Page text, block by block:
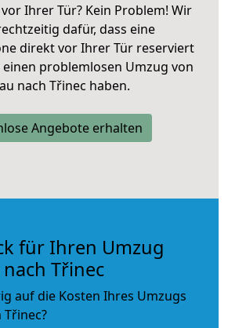
Ihrer Tür? Kein Problem! Wir
dafür, dass eine
direkt vor Ihrer Tür reserviert
problemlosen Umzug von
nach Třinec haben.
Angebote erhalten
für Ihren Umzug
Třinec
auf die Kosten Ihres Umzugs